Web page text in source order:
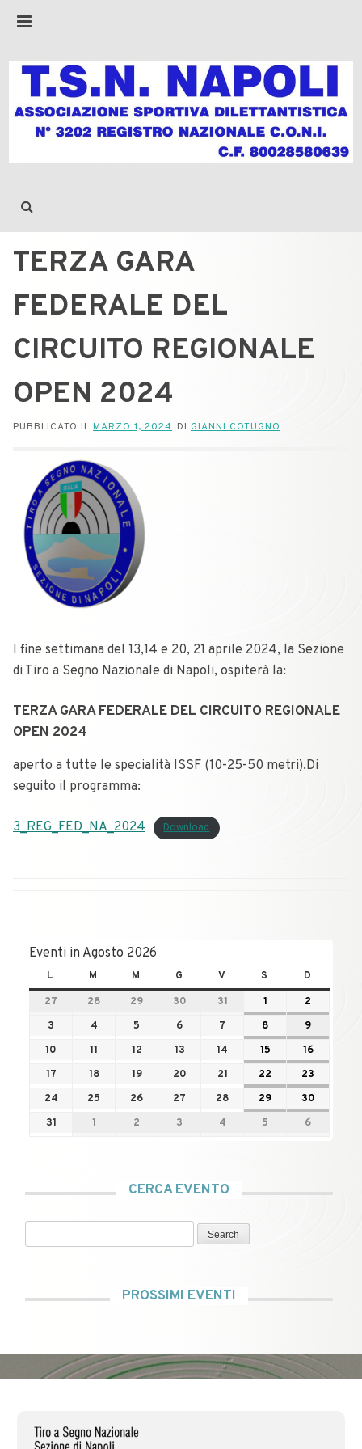
TERZA GARA
FEDERALE DEL
CIRCUITO REGIONALE
OPEN 2024
PUBBLICATO IL MARZO 1, 2024 DI GIANNI COTUGNO
I fine settimana del 13,14 e 20, 21 aprile 2024, la Sezione
di Tiro a Segno Nazionale di Napoli, ospiterà la:
TERZA GARA FEDERALE DEL CIRCUITO REGIONALE
OPEN 2024
aperto a tutte le specialità ISSF (10-25-50 metri).Di
seguito il programma:
3_REG_FED_NA_2024 Download
Eventi in Agosto 2026
L M M G V S
D
27
28 29 30 31 1
2
3
4 5 6 7 8
9
10
11 12 13 14 15
16
17
18 19 20 21 22
23
24
25 26 27 28 29
30
31
1 2 3 4 5 6
CERCA EVENTO
Search
PROSSIMI EVENTI